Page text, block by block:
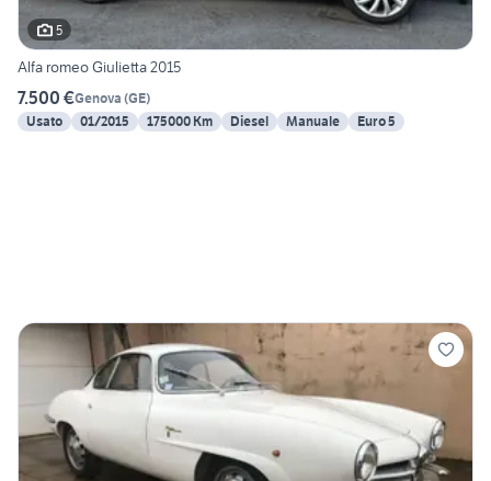
5
Alfa romeo Giulietta 2015
7.500 €Genova (GE)
Usato
01/2015 175000 Km Diesel Manuale Euro 5